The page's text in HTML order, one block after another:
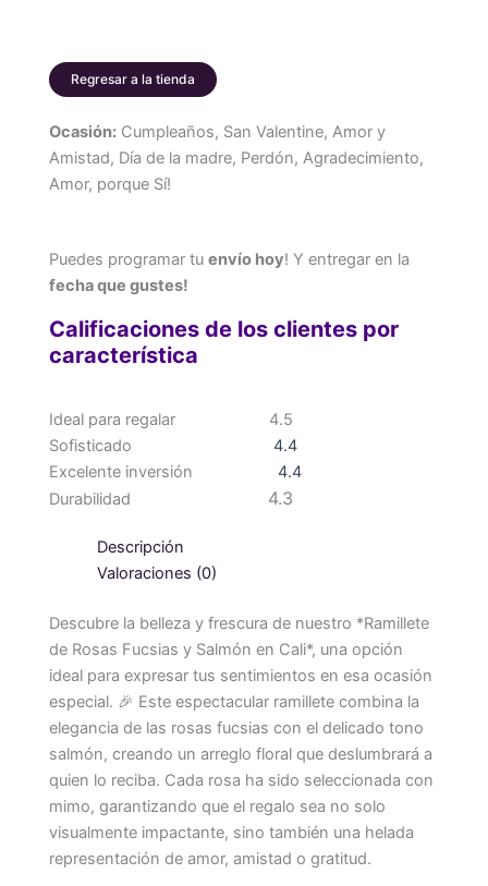
Regresar a la tienda
Ocasión: Cumpleaños, San Valentine, Amor y
Amistad, Día de la madre, Perdón, Agradecimiento,
Amor, porque Sí!
Puedes programar tu envío hoy! Y entregar en la
fecha que gustes!
Calificaciones de los clientes por
característica
Ideal para regalar
4.5
Sofisticado
4.4
Excelente inversión
4.4
Durabilidad
4.3
Descripción
Valoraciones (0)
Descubre la belleza y frescura de nuestro *Ramillete
de Rosas Fucsias y Salmón en Cali*, una opción
ideal para expresar tus sentimientos en esa ocasión
especial. 🎉 Este espectacular ramillete combina la
elegancia de las rosas fucsias con el delicado tono
salmón, creando un arreglo floral que deslumbrará a
quien lo reciba. Cada rosa ha sido seleccionada con
mimo, garantizando que el regalo sea no solo
visualmente impactante, sino también una helada
representación de amor, amistad o gratitud.